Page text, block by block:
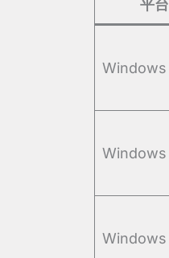
平台
Windows
Windows
Windows